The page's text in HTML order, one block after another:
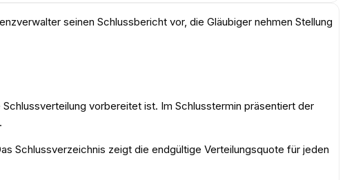
seinen Schlussbericht vor, die Gläubiger nehmen Stellung
vorbereitet ist. Im Schlusstermin präsentiert der
Schlussverzeichnis zeigt die endgültige Verteilungsquote für jeden